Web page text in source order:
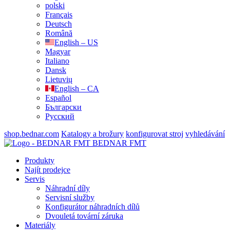
polski
Français
Deutsch
Română
English – US
Magyar
Italiano
Dansk
Lietuvių
English – CA
Español
Български
Русский
shop.bednar.com Katalogy a brožury konfigurovat stroj vyhledávání
BEDNAR FMT
Produkty
Najít prodejce
Servis
Náhradní díly
Servisní služby
Konfigurátor náhradních dílů
Dvouletá tovární záruka
Materiály